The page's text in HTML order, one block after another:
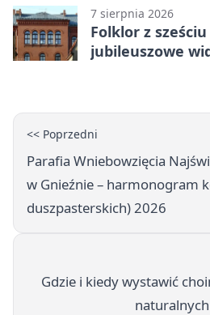
7 sierpnia 2026
Folklor z
jubileuszowe
<< Poprzedni
Parafia Wniebowzięcia
w Gnieźnie – harmonogram
duszpasterskich) 2026
Gdzie i kiedy wystawić